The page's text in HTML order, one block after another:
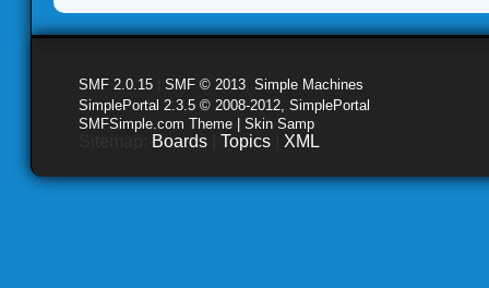
SMF 2.0.15 SMF © 2013 Simple Machines
SimplePortal 2.3.5 © 2008-2012, SimplePortal
SMFSimple.com Theme | Skin Samp
Boards Topics XML